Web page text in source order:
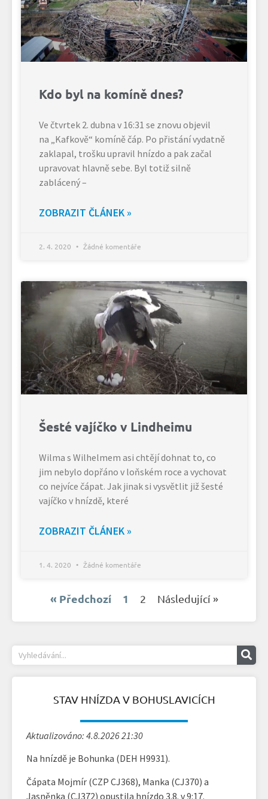
Kdo byl na komíně dnes?
Ve čtvrtek 2. dubna v 16:31 se znovu objevil
na „Kafkově“ komíně čáp. Po přistání vydatně
zaklapal, trošku upravil hnízdo a pak začal
upravovat hlavně sebe. Byl totiž silně
zablácený –
ZOBRAZIT ČLÁNEK »
2. 4. 2020 Žádné komentáře
Šesté vajíčko v Lindheimu
Wilma s Wilhelmem asi chtějí dohnat to, co
jim nebylo dopřáno v loňském roce a vychovat
co nejvíce čápat. Jak jinak si vysvětlit již šesté
vajíčko v hnízdě, které
ZOBRAZIT ČLÁNEK »
1. 4. 2020 Žádné komentáře
« Předchozí 1 2 Následující »
STAV HNÍZDA V BOHUSLAVICÍCH
Aktualizováno: 4.8.2026 21:30
Na hnízdě je Bohunka (DEH H9931).
Čápata Mojmír (CZP CJ368), Manka (CJ370) a
Jasněnka (CJ372) opustila hnízdo 3.8. v 9:17.